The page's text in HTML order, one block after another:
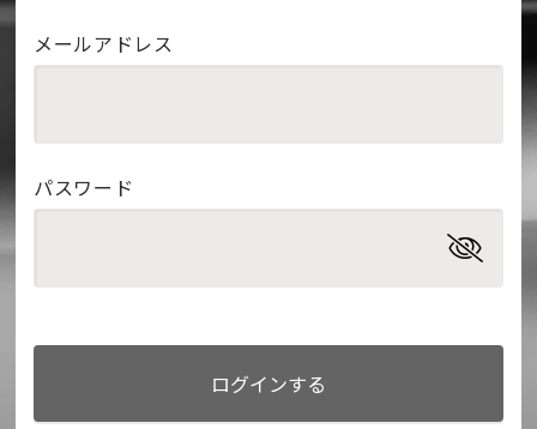
メールアドレス
パスワード
ログインする